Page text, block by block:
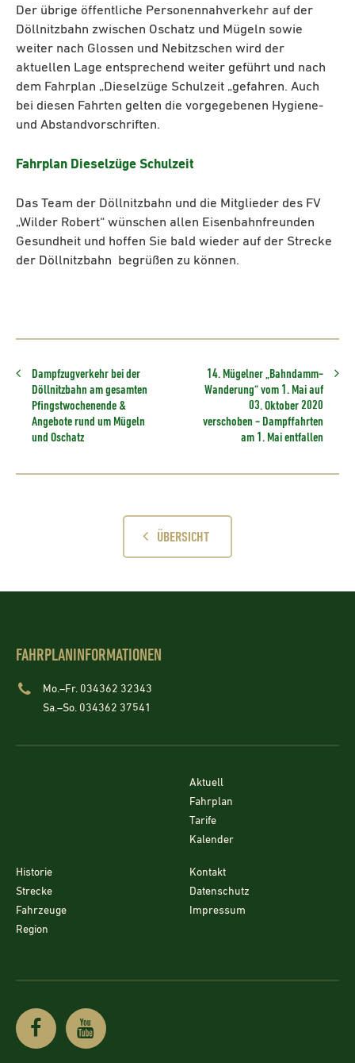
Der übrige öffentliche Personennahverkehr auf der
Döllnitzbahn zwischen Oschatz und Mügeln sowie
weiter nach Glossen und Nebitzschen wird der
aktuellen Lage entsprechend weiter geführt und nach
dem Fahrplan „Dieselzüge Schulzeit „gefahren. Auch
bei diesen Fahrten gelten die vorgegebenen Hygiene-
und Abstandvorschriften.
Fahrplan Dieselzüge Schulzeit
Das Team der Döllnitzbahn und die Mitglieder des FV
„Wilder Robert“ wünschen allen Eisenbahnfreunden
Gesundheit und hoffen Sie bald wieder auf der Strecke
der Döllnitzbahn begrüßen zu können.
Dampfzugverkehr bei der
Döllnitzbahn am gesamten
Pfingstwochenende &
Angebote rund um Mügeln
und Oschatz
14. Mügelner „Bahndamm-
Wanderung“ vom 1. Mai auf
03. Oktober 2020
verschoben - Dampffahrten
am 1. Mai entfallen
ÜBERSICHT
FAHRPLANINFORMATIONEN
Mo.–Fr. 034362 32343
Sa.–So. 034362 37541
Aktuell
Fahrplan
Tarife
Kalender
Historie
Strecke
Fahrzeuge
Region
Kontakt
Datenschutz
Impressum